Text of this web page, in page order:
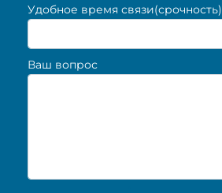
Удобное время связи(срочность)
Ваш вопрос